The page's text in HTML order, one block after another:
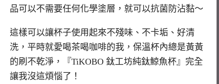
品可以不需要任何化學塗層，就可以抗菌防沾黏～
這樣可以讓杯子使用起來不殘味、不卡垢、好清
洗，平時就愛喝茶喝咖啡的我，保溫杯內總是黃黃
的刷不乾淨，『TiKOBO 鈦工坊純鈦鯨魚杯』完全
讓我沒這煩惱了！